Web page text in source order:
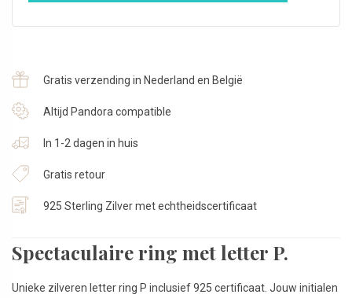
Gratis verzending in Nederland en België
Altijd Pandora compatible
In 1-2 dagen in huis
Gratis retour
925 Sterling Zilver met echtheidscertificaat
Spectaculaire ring met letter P.
Unieke zilveren letter ring P inclusief 925 certificaat. Jouw initialen